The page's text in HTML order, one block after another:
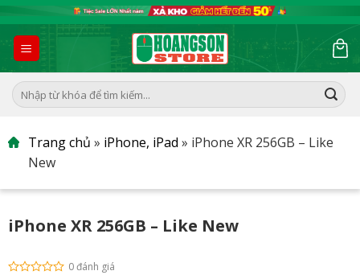
to
content
Tìm
kiếm:
Trang chủ » iPhone, iPad » iPhone XR 256GB – Like
New
iPhone XR 256GB – Like New
0 đánh giá